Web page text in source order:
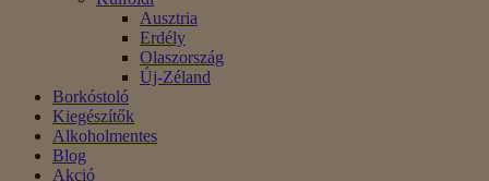
Ausztria
Erdély
Olaszország
Új-Zéland
Borkóstoló
Kiegészítők
Alkoholmentes
Blog
Akció